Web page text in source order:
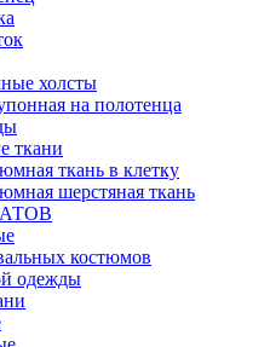
холсты
на полотенца
ткани
ткань в клетку
шерстяная ткань
костюмов
одежды